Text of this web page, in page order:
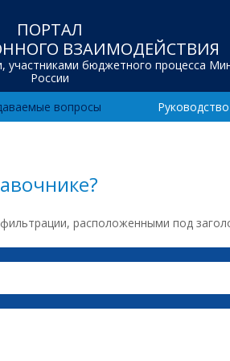
ПОРТАЛ
ВЗАИМОДЕЙСТВИЯ
участниками бюджетного процесса
России
вопросы
расположенными под